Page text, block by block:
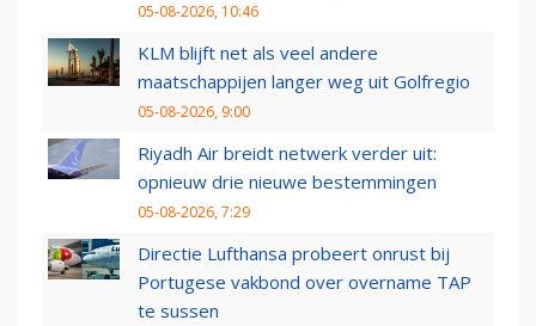
05-08-2026, 10:46
KLM blijft net als veel andere
maatschappijen langer weg uit Golfregio
05-08-2026, 9:00
Riyadh Air breidt netwerk verder uit:
opnieuw drie nieuwe bestemmingen
05-08-2026, 7:29
Directie Lufthansa probeert onrust bij
Portugese vakbond over overname TAP
te sussen